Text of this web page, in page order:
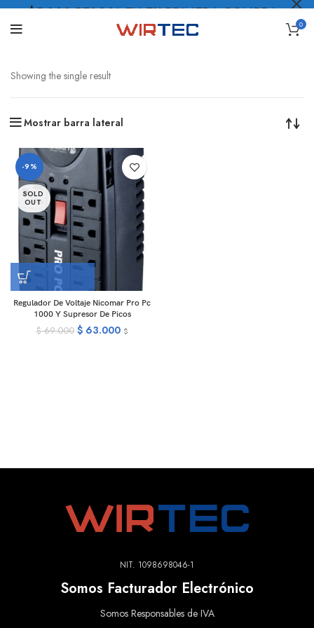
0
Showing the single result
Mostrar barra lateral
-9%
SOLD
OUT
Regulador De Voltaje Nicomar Pro Pc
1000 Y Supresor De Picos
$69.000 $63.000 $
NIT. 1098698046-1
Somos Facturador Electrónico
Somos Responsables de IVA
$5.000 PESOS* EN TU PRIMERA COMPRA